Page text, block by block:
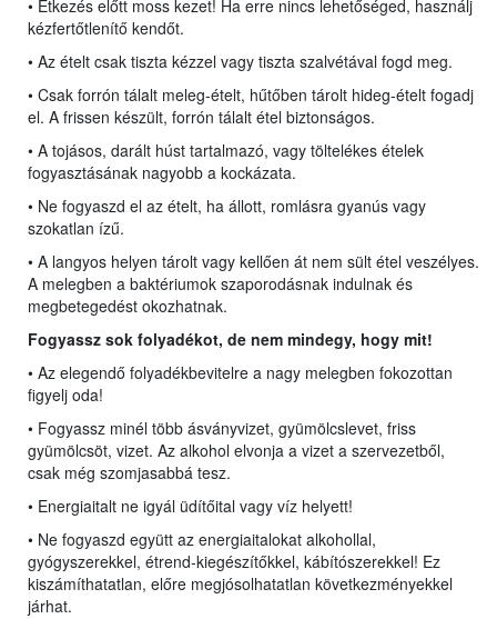
• Étkezés előtt moss kezet! Ha erre nincs lehetőséged, használj
kézfertőtlenítő kendőt.
• Az ételt csak tiszta kézzel vagy tiszta szalvétával fogd meg.
• Csak forrón tálalt meleg-ételt, hűtőben tárolt hideg-ételt fogadj
el. A frissen készült, forrón tálalt étel biztonságos.
• A tojásos, darált húst tartalmazó, vagy töltelékes ételek
fogyasztásának nagyobb a kockázata.
• Ne fogyaszd el az ételt, ha állott, romlásra gyanús vagy
szokatlan ízű.
• A langyos helyen tárolt vagy kellően át nem sült étel veszélyes.
A melegben a baktériumok szaporodásnak indulnak és
megbetegedést okozhatnak.
Fogyassz sok folyadékot, de nem mindegy, hogy mit!
• Az elegendő folyadékbevitelre a nagy melegben fokozottan
figyelj oda!
• Fogyassz minél több ásványvizet, gyümölcslevet, friss
gyümölcsöt, vizet. Az alkohol elvonja a vizet a szervezetből,
csak még szomjasabbá tesz.
• Energiaitalt ne igyál üdítőital vagy víz helyett!
• Ne fogyaszd együtt az energiaitalokat alkohollal,
gyógyszerekkel, étrend-kiegészítőkkel, kábítószerekkel! Ez
kiszámíthatatlan, előre megjósolhatatlan következményekkel
járhat.